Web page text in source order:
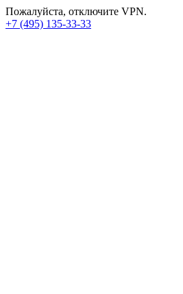
Пожалуйста, отключите VPN.
+7 (495) 135-33-33